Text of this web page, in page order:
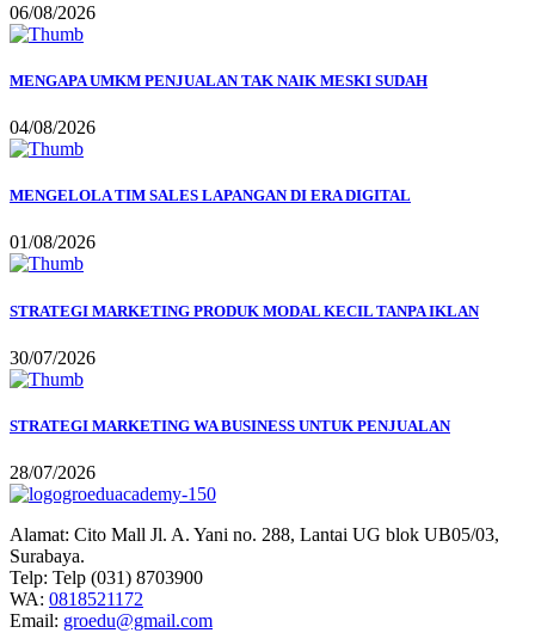
06/08/2026
MENGAPA UMKM PENJUALAN TAK NAIK MESKI SUDAH
04/08/2026
MENGELOLA TIM SALES LAPANGAN DI ERA DIGITAL
01/08/2026
STRATEGI MARKETING PRODUK MODAL KECIL TANPA IKLAN
30/07/2026
STRATEGI MARKETING WA BUSINESS UNTUK PENJUALAN
28/07/2026
Alamat: Cito Mall Jl. A. Yani no. 288, Lantai UG blok UB05/03,
Surabaya.
Telp: Telp (031) 8703900
WA: 0818521172
Email: groedu@gmail.com